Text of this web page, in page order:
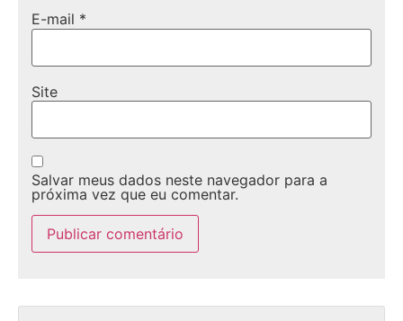
E-mail *
Site
Salvar meus dados neste navegador para a
próxima vez que eu comentar.